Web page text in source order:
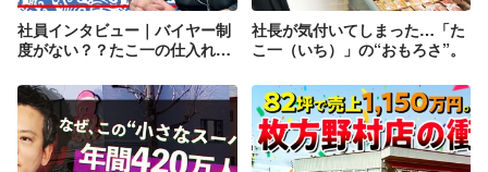
社員インタビュー｜バイヤー制
度がない？？たこ一の仕入れっ
社長が気付いてしまった…「た
こ一（いち）」の“おもろさ”。